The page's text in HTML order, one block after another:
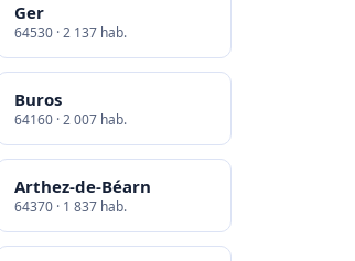
Ger
64530 · 2 137 hab.
Buros
64160 · 2 007 hab.
Arthez-de-Béarn
64370 · 1 837 hab.